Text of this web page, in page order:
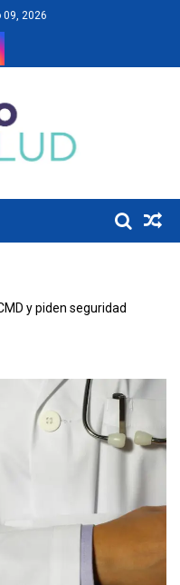
2026
y piden seguridad